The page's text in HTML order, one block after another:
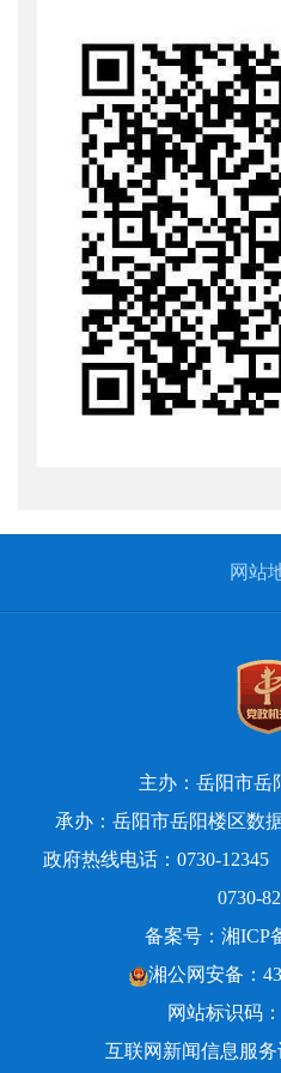
网站
主办：岳阳市岳
承办：岳阳市岳阳楼区数
政府热线电话：0730-12345
0730-
备案号： 湘ICP
湘公网安备：
网站标识码
互联网新闻信息服务